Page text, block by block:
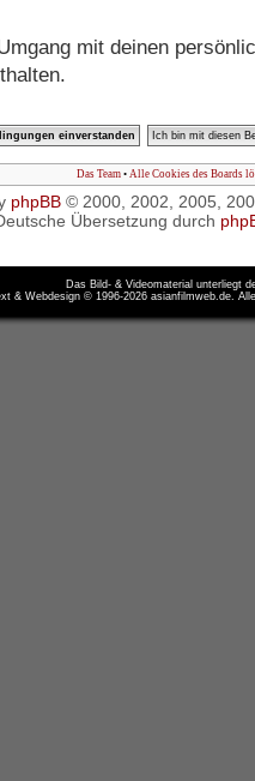
mit deinen
Das Team • Alle Cookies des Boards
phpBB© 2000, 2002, 2005,
Übersetzung durch
Das Bild- & Videomaterial unterliegt
& Webdesign © 1996-2026 asianfilmweb.de.